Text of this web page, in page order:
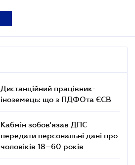
Дистанційний працівник-
іноземець: що з ПДФОта ЄСВ
Кабмін зобов'язав ДПС
передати персональні дані про
чоловіків 18–60 років